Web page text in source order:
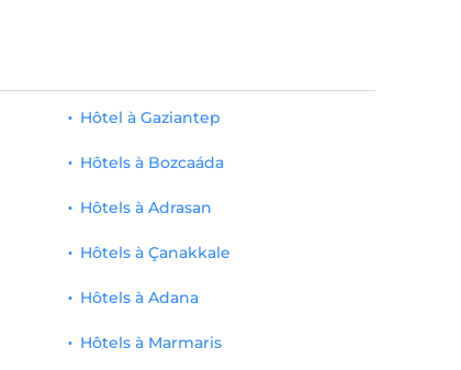
Hôtel à Gaziantep
Hôtels à Bozcaáda
Hôtels à Adrasan
Hôtels à Çanakkale
Hôtels à Adana
Hôtels à Marmaris